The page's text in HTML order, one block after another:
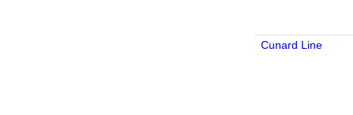
Cunard Line